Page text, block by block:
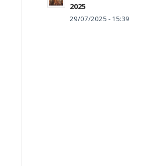
2025
29/07/2025 - 15:39